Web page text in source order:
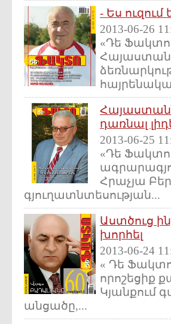
- Ես
2013-06-26
«Դե
դառնալ
2013-06-25
«Դե
Հրաչյա
գյուղատնտեսության...
Աստծուց
խորհել
2013-06-24
« Դե Ֆակտո
որոշեցիք
Կյանքում
անցածը,...